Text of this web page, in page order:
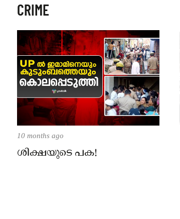
CRIME
10 months ago
ശിക്ഷയുടെ പക!